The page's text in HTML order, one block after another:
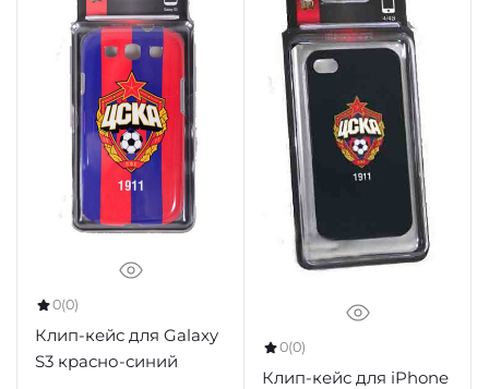
0(0)
Клип-кейс для Galaxy
S3 красно-синий
0(0)
Клип-кейс для iPhone